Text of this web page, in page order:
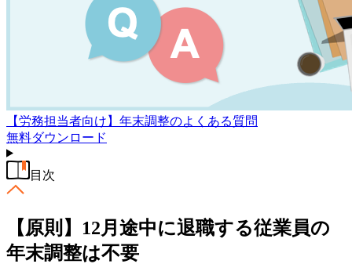
【労務担当者向け】年末調整のよくある質問
無料ダウンロード
目次
【原則】12月途中に退職する従業員の
年末調整は不要